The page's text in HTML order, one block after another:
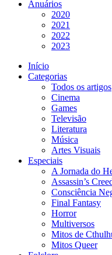
Anuários
2020
2021
2022
2023
Início
Categorias
Todos os artigos
Cinema
Games
Televisão
Literatura
Música
Artes Visuais
Especiais
A Jornada do
Assassin’s
Consciência
Final Fantasy
Horror
Multiversos
Mitos de
Mitos Queer